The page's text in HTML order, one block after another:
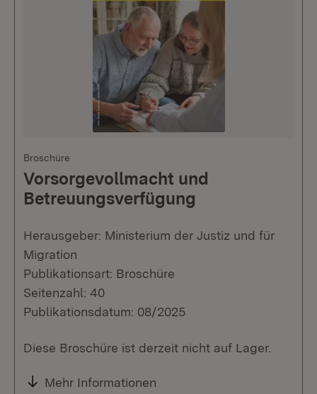
Broschüre
Vorsorgevollmacht und
Betreuungsverfügung
Herausgeber: Ministerium der Justiz und für
Migration
Publikationsart: Broschüre
Seitenzahl: 40
Publikationsdatum: 08/2025
Diese Broschüre ist derzeit nicht auf Lager.
Mehr Informationen